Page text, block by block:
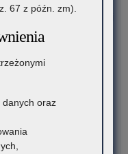
Czytaj więcej
Jutra
Instytut Badawczy
67 z późn. zm).
danych oraz